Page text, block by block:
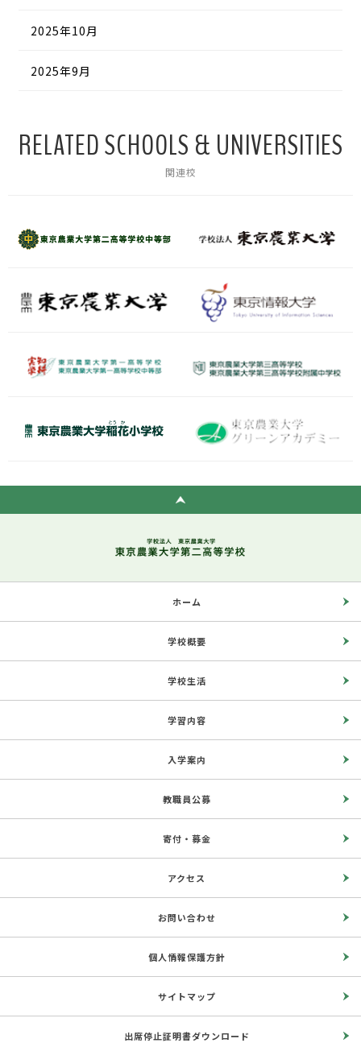
2025年10月
2025年9月
RELATED SCHOOLS & UNIVERSITIES
関連校
ホーム
学校概要
学校生活
学習内容
入学案内
教職員公募
寄付・募金
アクセス
お問い合わせ
個人情報保護方針
サイトマップ
出席停止証明書ダウンロード